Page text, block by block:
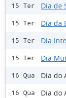
15 Ter Dia de
15 Ter Dia da
15 Ter Dia
15 Ter Dia
16 Qua Dia do
16 Qua Dia do